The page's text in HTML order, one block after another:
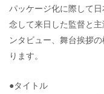
パッケージ化に際して
念して来日した監督と
ンタビュー、舞台挨拶
ります。
●タイトル